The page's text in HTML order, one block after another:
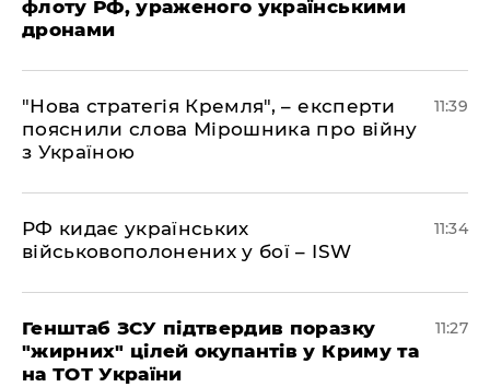
флоту РФ, ураженого українськими
дронами
"Нова стратегія Кремля", – експерти
пояснили слова Мірошника про війну
з Україною
11:39
РФ кидає українських
військовополонених у бої – ISW
11:34
Генштаб ЗСУ підтвердив поразку
"жирних" цілей окупантів у Криму та
на ТОТ України
11:27